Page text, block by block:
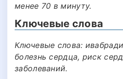
менее 70 в минуту.
Ключевые слова
Ключевые слова:
болезнь сердца, риск
заболеваний.